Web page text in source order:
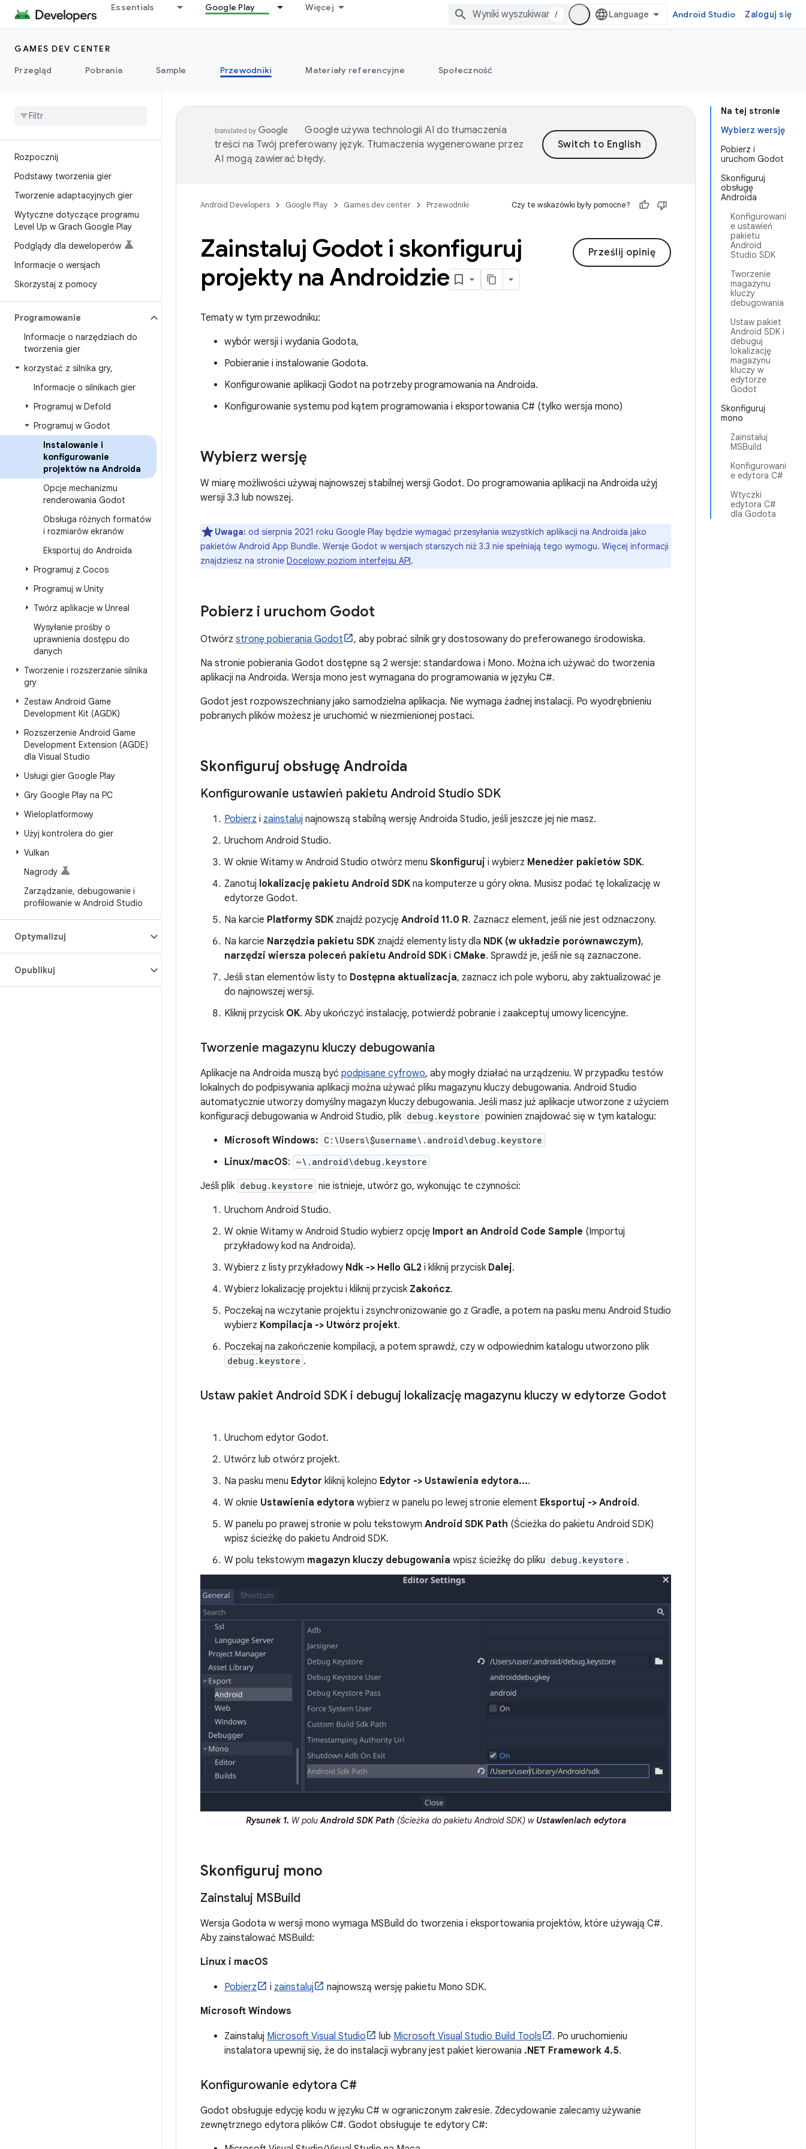
Essentials Google Play Więcej
/ Android Studio Zaloguj się
GAMES DEV CENTER
Przegląd
Pobrania Sample Przewodniki Materiały referencyjne Społeczność
Rozpocznij
Podstawy tworzenia gier
Tworzenie adaptacyjnych gier
Wytyczne dotyczące programu
Level Up w Grach Google Play
Podglądy dla deweloperów
Informacje o wersjach
Skorzystaj z pomocy
Programowanie
Informacje o narzędziach do
tworzenia gier
korzystać z silnika gry,
Informacje o silnikach gier
Programuj w Defold
Programuj w Godot
Instalowanie i
konfigurowanie
projektów na Androida
Opcje mechanizmu
renderowania Godot
Obsługa różnych formatów
i rozmiarów ekranów
Eksportuj do Androida
Programuj z Cocos
Programuj w Unity
Twórz aplikacje w Unreal
Wysyłanie prośby o
uprawnienia dostępu do
danych
Tworzenie i rozszerzanie silnika
gry
Zestaw Android Game
Development Kit (AGDK)
Rozszerzenie Android Game
Development Extension (AGDE)
dla Visual Studio
Usługi gier Google Play
Gry Google Play na PC
Wieloplatformowy
Użyj kontrolera do gier
Vulkan
Nagrody
Zarządzanie, debugowanie i
profilowanie w Android Studio
Optymalizuj
Opublikuj
Na tej stronie
Wybierz wersję
Pobierz i
uruchom Godot
Skonfiguruj
obsługę
Androida
Konfigurowani
e ustawień
pakietu
Android
Studio SDK
Tworzenie
magazynu
kluczy
debugowania
Ustaw pakiet
Android SDK i
debuguj
lokalizację
magazynu
kluczy w
edytorze
Godot
Skonfiguruj
mono
Zainstaluj
MSBuild
Konfigurowani
e edytora C#
Wtyczki
edytora C#
dla Godota
Google używa technologii AI do tłumaczenia
treści na Twój preferowany język. Tłumaczenia wygenerowane przez
AI mogą zawierać błędy.
Android Developers Google Play Games dev center Przewodniki Czy te wskazówki były pomocne?
Prześlij opinię
Zainstaluj Godot i skonfiguruj
projekty na Androidzie
Tematy w tym przewodniku:
wybór wersji i wydania Godota,
Pobieranie i instalowanie Godota.
Konfigurowanie aplikacji Godot na potrzeby programowania na Androida.
Konfigurowanie systemu pod kątem programowania i eksportowania C# (tylko wersja mono)
Wybierz wersję
W miarę możliwości używaj najnowszej stabilnej wersji Godot. Do programowania aplikacji na Androida użyj
wersji 3.3 lub nowszej.
Uwaga: od sierpnia 2021 roku Google Play będzie wymagać przesyłania wszystkich aplikacji na Androida jako
pakietów Android App Bundle. Wersje Godot w wersjach starszych niż 3.3 nie spełniają tego wymogu. Więcej informacji
znajdziesz na stronie Docelowy poziom interfejsu API.
Pobierz i uruchom Godot
Otwórz stronę pobierania Godot
, aby pobrać silnik gry dostosowany do preferowanego środowiska.
Na stronie pobierania Godot dostępne są 2 wersje: standardowa i Mono. Można ich używać do tworzenia
aplikacji na Androida. Wersja mono jest wymagana do programowania w języku C#.
Godot jest rozpowszechniany jako samodzielna aplikacja. Nie wymaga żadnej instalacji. Po wyodrębnieniu
pobranych plików możesz je uruchomić w niezmienionej postaci.
Skonfiguruj obsługę Androida
Konfigurowanie ustawień pakietu Android Studio SDK
Pobierz i zainstaluj najnowszą stabilną wersję Androida Studio, jeśli jeszcze jej nie masz.
Uruchom Android Studio.
W oknie Witamy w Android Studio otwórz menu Skonfiguruj i wybierz Menedżer pakietów SDK.
Zanotuj lokalizację pakietu Android SDK na komputerze u góry okna. Musisz podać tę lokalizację w
edytorze Godot.
Na karcie Platformy SDK znajdź pozycję Android 11.0 R. Zaznacz element, jeśli nie jest odznaczony.
Na karcie Narzędzia pakietu SDK znajdź elementy listy dla NDK (w układzie porównawczym),
narzędzi wiersza poleceń pakietu Android SDK i CMake. Sprawdź je, jeśli nie są zaznaczone.
Jeśli stan elementów listy to Dostępna aktualizacja, zaznacz ich pole wyboru, aby zaktualizować je
do najnowszej wersji.
Kliknij przycisk OK. Aby ukończyć instalację, potwierdź pobranie i zaakceptuj umowy licencyjne.
Tworzenie magazynu kluczy debugowania
Aplikacje na Androida muszą być podpisane cyfrowo, aby mogły działać na urządzeniu. W przypadku testów
lokalnych do podpisywania aplikacji można używać pliku magazynu kluczy debugowania. Android Studio
automatycznie utworzy domyślny magazyn kluczy debugowania. Jeśli masz już aplikacje utworzone z użyciem
konfiguracji debugowania w Android Studio, plik debug.keystore powinien znajdować się w tym katalogu:
Microsoft Windows: C:\Users\$username\.android\debug.keystore
Linux/macOS: ~\.android\debug.keystore
Jeśli plik debug.keystore nie istnieje, utwórz go, wykonując te czynności:
Uruchom Android Studio.
W oknie Witamy w Android Studio wybierz opcję Import an Android Code Sample (Importuj
przykładowy kod na Androida).
Wybierz z listy przykładowy Ndk -> Hello GL2 i kliknij przycisk Dalej.
Wybierz lokalizację projektu i kliknij przycisk Zakończ.
Poczekaj na wczytanie projektu i zsynchronizowanie go z Gradle, a potem na pasku menu Android Studio
wybierz Kompilacja -> Utwórz projekt.
Poczekaj na zakończenie kompilacji, a potem sprawdź, czy w odpowiednim katalogu utworzono plik
debug.keystore .
Ustaw pakiet Android SDK i debuguj lokalizację magazynu kluczy w edytorze Godot
Uruchom edytor Godot.
Utwórz lub otwórz projekt.
Na pasku menu Edytor kliknij kolejno Edytor -> Ustawienia edytora....
W oknie Ustawienia edytora wybierz w panelu po lewej stronie element Eksportuj -> Android.
W panelu po prawej stronie w polu tekstowym Android SDK Path (Ścieżka do pakietu Android SDK)
wpisz ścieżkę do pakietu Android SDK.
W polu tekstowym magazyn kluczy debugowania wpisz ścieżkę do pliku debug.keystore .
Rysunek 1. W poluAndroid SDK Path (Ścieżka do pakietu Android SDK) w Ustawieniach edytora
Skonfiguruj mono
Zainstaluj MSBuild
Wersja Godota w wersji mono wymaga MSBuild do tworzenia i eksportowania projektów, które używają C#.
Aby zainstalować MSBuild:
Linux i macOS
Pobierz i zainstaluj
najnowszą wersję pakietu Mono SDK.
Microsoft Windows
Zainstaluj Microsoft Visual Studio lub Microsoft Visual Studio Build Tools
. Po uruchomieniu
instalatora upewnij się, że do instalacji wybrany jest pakiet kierowania .NET Framework 4.5.
Konfigurowanie edytora C#
Godot obsługuje edycję kodu w języku C# w ograniczonym zakresie. Zdecydowanie zalecamy używanie
zewnętrznego edytora plików C#. Godot obsługuje te edytory C#: